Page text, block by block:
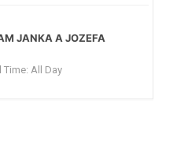
JANKA A JOZEFA
Time: All Day